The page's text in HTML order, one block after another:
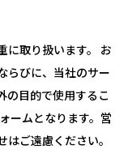
に取り扱います。 お
らびに、当社のサー
の目的で使用するこ
ームとなります。営
ご遠慮ください。